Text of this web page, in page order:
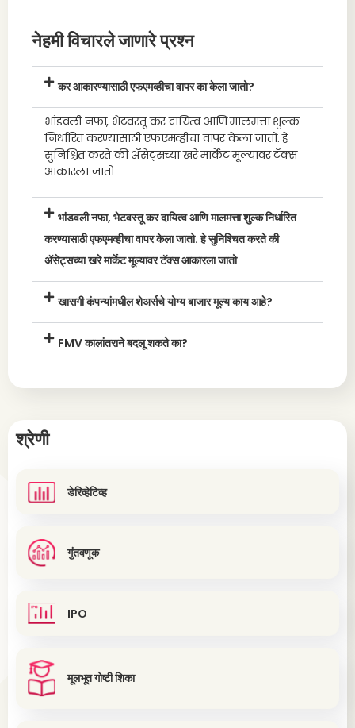
नेहमी विचारले जाणारे प्रश्न
कर आकारण्यासाठी एफएमव्हीचा वापर का केला जातो?
भांडवली नफा, भेटवस्तू कर दायित्व आणि मालमत्ता शुल्क
निर्धारित करण्यासाठी एफएमव्हीचा वापर केला जातो. हे
सुनिश्चित करते की ॲसेट्सच्या खरे मार्केट मूल्यावर टॅक्स
आकारला जातो
भांडवली नफा, भेटवस्तू कर दायित्व आणि मालमत्ता शुल्क निर्धारित
करण्यासाठी एफएमव्हीचा वापर केला जातो. हे सुनिश्चित करते की
ॲसेट्सच्या खरे मार्केट मूल्यावर टॅक्स आकारला जातो
खासगी कंपन्यांमधील शेअर्सचे योग्य बाजार मूल्य काय आहे?
FMV कालांतराने बदलू शकते का?
श्रेणी
डेरिव्हेटिव्ह
गुंतवणूक
IPO
मूलभूत गोष्टी शिका